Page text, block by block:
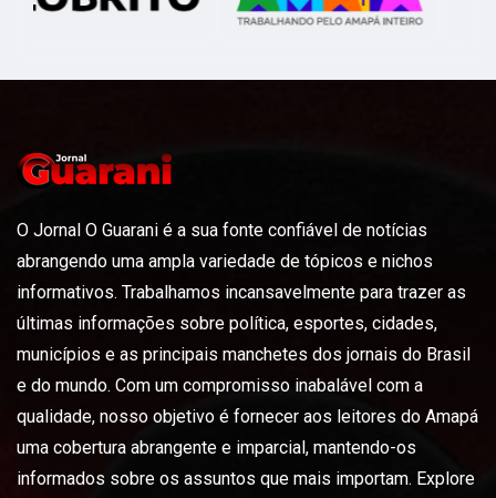
O Jornal O Guarani é a sua fonte confiável de notícias
abrangendo uma ampla variedade de tópicos e nichos
informativos. Trabalhamos incansavelmente para trazer as
últimas informações sobre política, esportes, cidades,
municípios e as principais manchetes dos jornais do Brasil
e do mundo. Com um compromisso inabalável com a
qualidade, nosso objetivo é fornecer aos leitores do Amapá
uma cobertura abrangente e imparcial, mantendo-os
informados sobre os assuntos que mais importam. Explore